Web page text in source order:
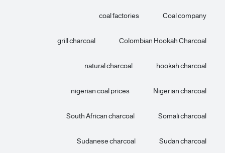
Coal company
coal factories
Colombian Hookah Charcoal
grill charcoal
hookah charcoal
natural charcoal
Nigerian charcoal
nigerian coal prices
Somali charcoal
South African charcoal
Sudan charcoal
Sudanese charcoal